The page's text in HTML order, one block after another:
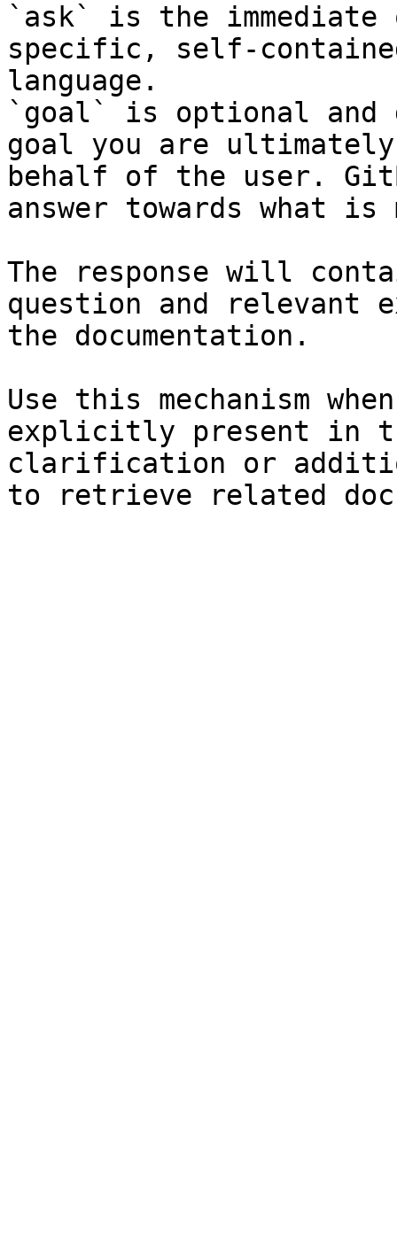
`ask` is the
specific, self-
language.
`goal` is optional and
goal you are
behalf of the user.
answer towards what
The response will
question and relevant
the documentation.
Use this mechanism
explicitly present in
clarification or